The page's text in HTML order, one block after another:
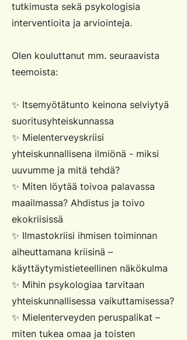
tutkimusta sekä psykologisia
interventioita ja arviointeja.
Olen kouluttanut mm. seuraavista
teemoista:
✨ Itsemyötätunto keinona selviytyä
suoritusyhteiskunnassa
✨ Mielenterveyskriisi
yhteiskunnallisena ilmiönä - miksi
uuvumme ja mitä tehdä?
✨ Miten löytää toivoa palavassa
maailmassa? Ahdistus ja toivo
ekokriisissä
✨ Ilmastokriisi ihmisen toiminnan
aiheuttamana kriisinä –
käyttäytymistieteellinen näkökulma
✨ Mihin psykologiaa tarvitaan
yhteiskunnallisessa vaikuttamisessa?
✨ Mielenterveyden peruspalikat –
miten tukea omaa ja toisten